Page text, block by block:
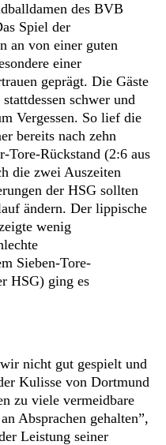
des BVB
Spiel der
an von einer guten
einer
geprägt. Die Gäste
schwer und
Vergessen. So lief die
bereits nach zehn
Tore-Rückstand (2:6 aus
die zwei Auszeiten
der HSG sollten
ändern. Der lippische
wenig
Sieben-Tore-
HSG) ging es
nicht gut gespielt und
Kulisse von Dortmund
zu viele vermeidbare
Absprachen gehalten”,
Leistung seiner